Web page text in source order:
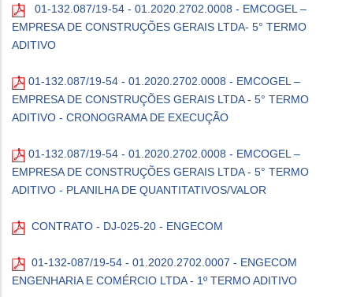
01-132.087/19-54 - 01.2020.2702.0008 - EMCOGEL –
EMPRESA DE CONSTRUÇÕES GERAIS LTDA- 5° TERMO
ADITIVO
01-132.087/19-54 - 01.2020.2702.0008 - EMCOGEL –
EMPRESA DE CONSTRUÇÕES GERAIS LTDA - 5° TERMO
ADITIVO - CRONOGRAMA DE EXECUÇÃO
01-132.087/19-54 - 01.2020.2702.0008 - EMCOGEL –
EMPRESA DE CONSTRUÇÕES GERAIS LTDA - 5° TERMO
ADITIVO - PLANILHA DE QUANTITATIVOS/VALOR
CONTRATO - DJ-025-20 - ENGECOM
01-132-087/19-54 - 01.2020.2702.0007 - ENGECOM
ENGENHARIA E COMÉRCIO LTDA - 1º TERMO ADITIVO